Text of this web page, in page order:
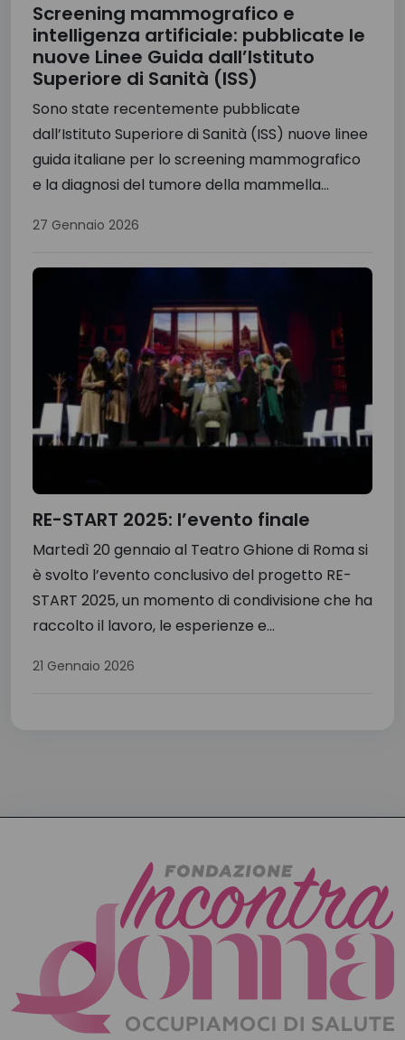
Screening mammografico e
intelligenza artificiale: pubblicate le
nuove Linee Guida dall’Istituto
Superiore di Sanità (ISS)
Sono state recentemente pubblicate
dall’Istituto Superiore di Sanità (ISS) nuove linee
guida italiane per lo screening mammografico
e la diagnosi del tumore della mammella...
27 Gennaio 2026
RE-START 2025: l’evento finale
Martedì 20 gennaio al Teatro Ghione di Roma si
è svolto l’evento conclusivo del progetto RE-
START 2025, un momento di condivisione che ha
raccolto il lavoro, le esperienze e...
21 Gennaio 2026